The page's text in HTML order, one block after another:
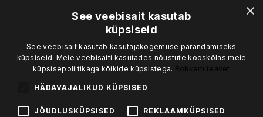
*Tulenevalt eriüritustest võivad maja lahtioleku ajad
jooksvalt muutuda.
K-R 15-19
L 12-19
P 12-17
Kohvik & catering:
kalvi.sedrik@mail.ee
×
See veebisait kasutab
küpsiseid
See veebisait kasutab kasutajakogemuse parandamiseks
küpsiseid. Meie veebisaiti kasutades nõustute kooskõlas meie
küpsisepoliitikaga kõikide küpsistega. Rohkem teavet
HÄDAVAJALIKUD KÜPSISED
JÕUDLUSKÜPSISED REKLAAMKÜPSISED